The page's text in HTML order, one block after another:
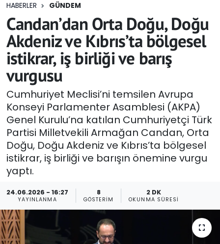
HABERLER GÜNDEM
Candan’dan Orta Doğu, Doğu
Akdeniz ve Kıbrıs’ta bölgesel
istikrar, iş birliği ve barış
vurgusu
Cumhuriyet Meclisi’ni temsilen Avrupa
Konseyi Parlamenter Asamblesi (AKPA)
Genel Kurulu’na katılan Cumhuriyetçi Türk
Partisi Milletvekili Armağan Candan, Orta
Doğu, Doğu Akdeniz ve Kıbrıs’ta bölgesel
istikrar, iş birliği ve barışın önemine vurgu
yaptı.
24.06.2026 - 16:27
YAYINLANMA
8
GÖSTERIM
2 DK
OKUNMA SÜRESI
Eğitim
Ekonomi
Foto Galeri
GEZİ
Güncel
Gündem
KKTC
Kültür Sanat
Magazin
Tüm Manşetler
Son Dakika Haberleri
Haber Arşivi